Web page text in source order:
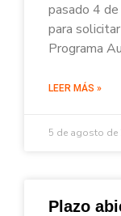
pasado 4
para
Programa
LEER MÁS »
5 de agosto de
Plazo